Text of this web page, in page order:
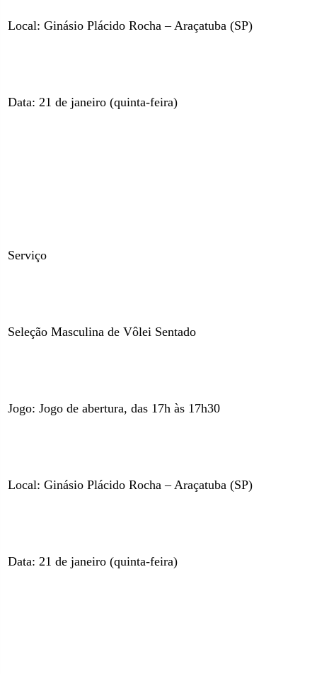
Local: Ginásio Plácido Rocha – Araçatuba (SP)
Data: 21 de janeiro (quinta-feira)
Serviço
Seleção Masculina de Vôlei Sentado
Jogo: Jogo de abertura, das 17h às 17h30
Local: Ginásio Plácido Rocha – Araçatuba (SP)
Data: 21 de janeiro (quinta-feira)